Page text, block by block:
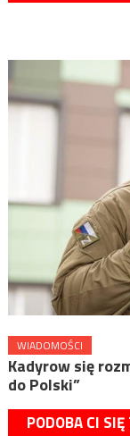
WIADOMOŚCI
Kadyrow się
do Polski”
PODOBA CI